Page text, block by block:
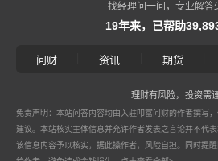
找经理问一问，专业解答
19年来，已帮助
问财 资讯 期货
理财有风险，投资需
免责声明：本站问答内容均由入驻叩富问财的作者撰写
建议。本站核实主体信息并允许作者发表之言论并不代
该信息内容予以核实，据此操作者，风险自担。同时提